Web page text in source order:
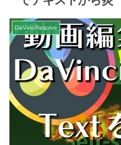
DaVinciResolve